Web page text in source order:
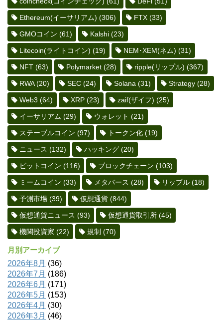
Ethereum(イーサリアム) (306) FTX (33)
GMOコイン (61) Kalshi (23)
Litecoin(ライトコイン) (19) NEM･XEM(ネム) (31)
NFT (63) Polymarket (28) ripple(リップル) (367)
RWA(20) SEC (24) Solana (31) Strategy (28)
Web3 (64) XRP (23) zaif(ザイフ) (25)
イーサリアム (29) ウォレット (21)
ステーブルコイン (97) トークン化 (19)
ニュース (132) ハッキング (20)
ビットコイン (116) ブロックチェーン (103)
ミームコイン (33) メタバース (28) リップル (18)
予測市場 (39) 仮想通貨 (844)
仮想通貨ニュース (93) 仮想通貨取引所 (45)
機関投資家 (22) 規制 (70)
月別アーカイブ
2026年8月 (36)
2026年7月 (186)
2026年6月 (171)
2026年5月 (153)
2026年4月 (30)
2026年3月 (46)